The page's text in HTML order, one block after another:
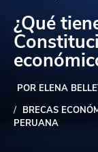
¿Qué
POR ELENA
BRECAS
PERUANA